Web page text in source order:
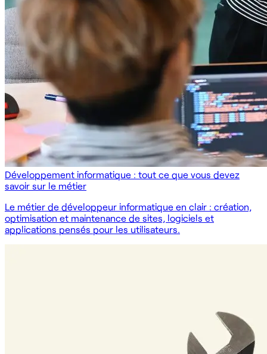
Développement informatique : tout ce que vous devez
savoir sur le métier
Le métier de développeur informatique en clair : création,
optimisation et maintenance de sites, logiciels et
applications pensés pour les utilisateurs.